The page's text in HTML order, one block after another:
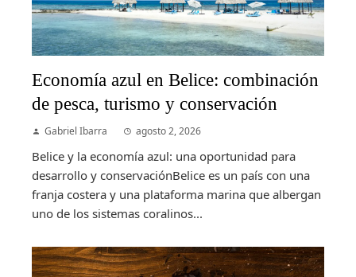
Economía azul en Belice: combinación
de pesca, turismo y conservación
Gabriel Ibarra agosto 2, 2026
Belice y la economía azul: una oportunidad para
desarrollo y conservaciónBelice es un país con una
franja costera y una plataforma marina que albergan
uno de los sistemas coralinos...